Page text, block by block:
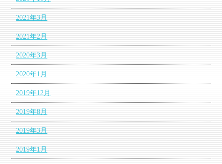
2021年3月
2021年2月
2020年3月
2020年1月
2019年12月
2019年8月
2019年3月
2019年1月